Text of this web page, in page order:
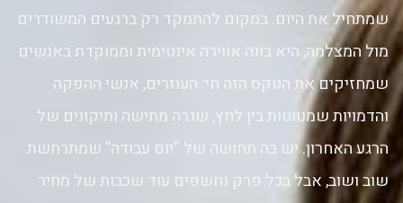
שמתחיל את היום. במקום להתמקד רק ברגעים המשודרים
מול המצלמה, היא בונה אווירה אינטימית וממוקדת באנשים
שמחזיקים את הטקס הזה חי: העוזרים, אנשי ההפקה
והדמויות שמנווטות בין לחץ, שגרה מתישה ותיקונים של
הרגע האחרון. יש בה תחושה של “יום עבודה” שמתרחשת
שוב ושוב, אבל בכל פרק נחשפים עוד שכבות של מחיר